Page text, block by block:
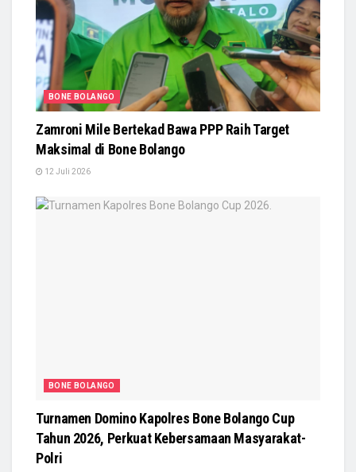
BONE BOLANGO
Zamroni Mile Bertekad Bawa PPP Raih Target
Maksimal di Bone Bolango
12 Juli 2026
BONE BOLANGO
Turnamen Domino Kapolres Bone Bolango Cup
Tahun 2026, Perkuat Kebersamaan Masyarakat-
Polri